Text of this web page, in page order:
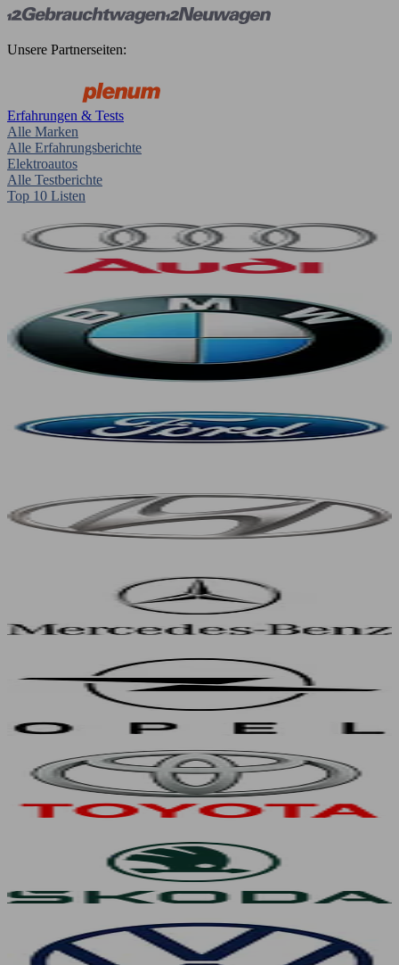
Unsere Partnerseiten:
Erfahrungen & Tests
Alle Marken
Alle Erfahrungsberichte
Elektroautos
Alle Testberichte
Top 10 Listen